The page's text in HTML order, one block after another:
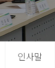
인사말